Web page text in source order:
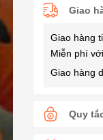
Giao
Giao hàng
Miễn phí
Giao hàng
Quy